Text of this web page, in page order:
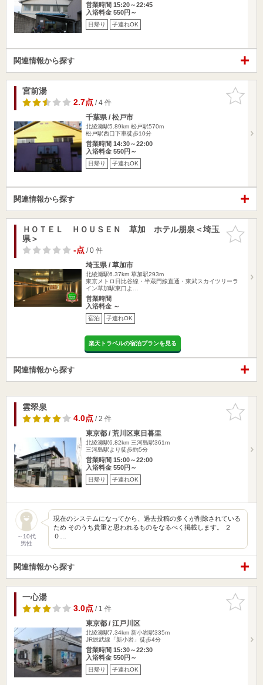
営業時間 15:20～22:45
入浴料金 550円～
日帰り 子連れOK
関連情報から探す
お気に入
りに追加
宮前湯
2.7点/ 4 件
千葉県 / 松戸市
北綾瀬駅5.89km 松戸駅570m
松戸駅西口下車徒歩10分
営業時間 14:30～22:00
入浴料金 550円～
日帰り 子連れOK
関連情報から探す
お気に入
りに追加
ＨＯＴＥＬ ＨＯＵＳＥＮ 草加 ホテル朋泉＜埼玉
県＞
-点/ 0 件
埼玉県 / 草加市
北綾瀬駅6.37km 草加駅293m
東京メトロ日比谷線・半蔵門線直通・東武スカイツリーラ
イン草加駅東口よ…
営業時間
入浴料金 ～
宿泊 子連れOK
楽天トラベルの宿泊プランを見る
関連情報から探す
お気に入
りに追加
雲翠泉
4.0点/ 2 件
東京都 / 荒川区東日暮里
北綾瀬駅6.82km 三河島駅361m
三河島駅より徒歩約5分
営業時間 15:00～22:00
入浴料金 550円～
日帰り 子連れOK
～10代
男性
現在のシステムになってから、過去投稿の多くが削除されている
ため そのうち貴重と思われるものをなるべく掲載します。 ２
０…
関連情報から探す
お気に入
りに追加
一心湯
3.0点/ 1 件
東京都 / 江戸川区
北綾瀬駅7.34km 新小岩駅335m
JR総武線「新小岩」徒歩4分
営業時間 15:30～22:30
入浴料金 550円～
日帰り 子連れOK